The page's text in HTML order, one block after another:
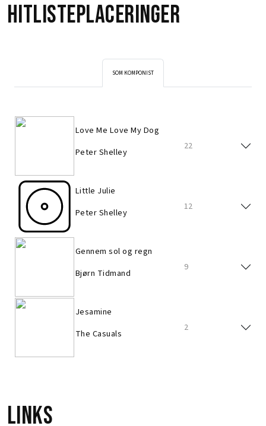
Hitlisteplaceringer
SOM KOMPONIST
Love Me Love My Dog
Peter Shelley
22
Little Julie
Peter Shelley
12
Gennem sol og regn
Bjørn Tidmand
9
Jesamine
The Casuals
2
Links